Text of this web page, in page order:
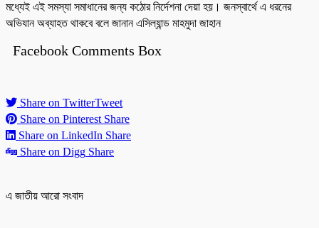
মধ্যেই এই সমস্যা সমাধানের জন্য কঠোর নির্দেশনা দেয়া হয়। জনস্বার্থে এ ধরনের
অভিযান অব্যাহত থাকবে বলে জানান এসিল্যান্ড মাহমুদা জাহান
Facebook Comments Box
Share on TwitterTweet
Share on Pinterest Share
Share on LinkedIn Share
Share on Digg Share
এ জাতীয় আরো সংবাদ